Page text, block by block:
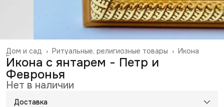
Икона
Ритуальные, религиозные товары ›
Дом и сад ›
Главная ›
Икона с янтарем - Петр и
Февронья
Нет в наличии
Доставка